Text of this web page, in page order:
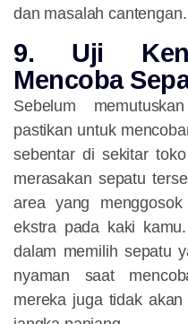
dan masalah cantengan.
9. Uji
Mencoba
Sebelum
pastikan untuk
sebentar di sekitar
merasakan sepatu
area yang
ekstra pada kaki
dalam memilih sepatu
nyaman saat
mereka juga tidak